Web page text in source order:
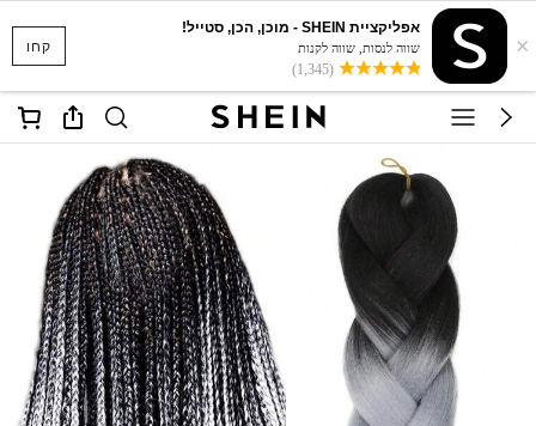
קחו ×
אפליקציית SHEIN - מוכן, הכן, סטייל!
שווה לנסות, שווה לקנות
(1,345)